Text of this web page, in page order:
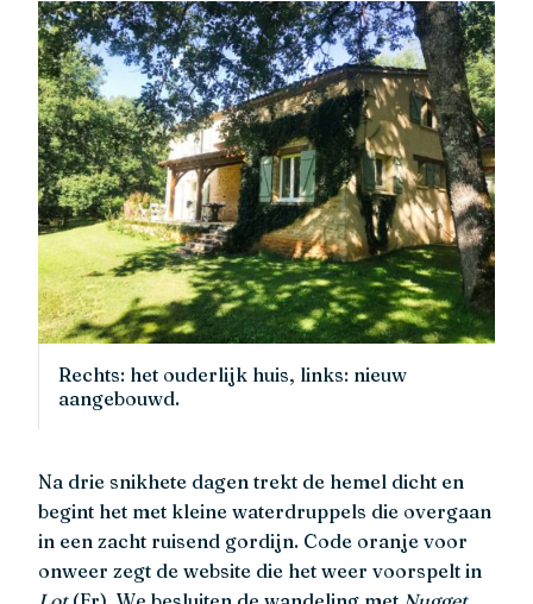
Rechts: het ouderlijk huis, links: nieuw
aangebouwd.
Na drie snikhete dagen trekt de hemel dicht en
begint het met kleine waterdruppels die overgaan
in een zacht ruisend gordijn. Code oranje voor
onweer zegt de website die het weer voorspelt in